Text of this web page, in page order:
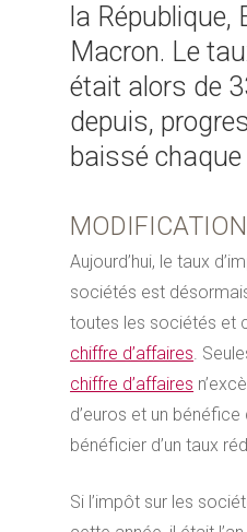
la République,
Macron. Le
était alors de
depuis,
baissé chaque
Aujourd’hui, le taux
sociétés est
toutes les sociétés et
chiffre d’affaires.
chiffre d’affaires
d’euros et un
bénéficier d’un taux
Si l’impôt sur les